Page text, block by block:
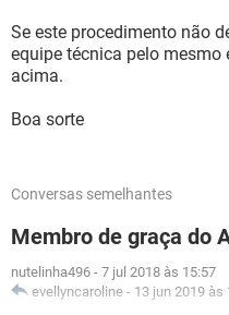
Se este procedimento não
equipe técnica pelo mesmo
acima.
Boa sorte
Conversas semelhantes
Membro de graça do
nutelinha496 - 7 jul 2018 às 15:57
evellyncaroline - 13 jun 2019 às